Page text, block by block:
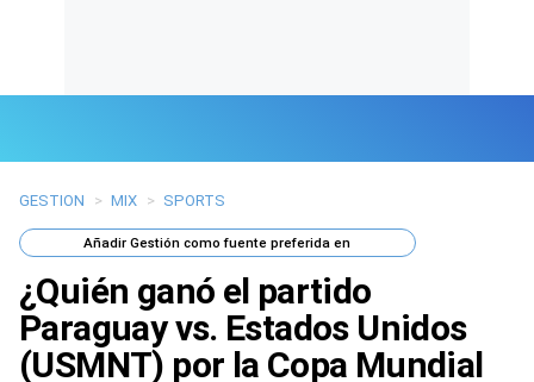
Últimas Noticias
Mi Bolsillo
Respuestas
Gente
GESTION > MIX > SPORTS
AñadirGestión como fuente preferida en
¿Quién ganó el partido
Paraguay vs. Estados Unidos
(USMNT) por la Copa Mundial